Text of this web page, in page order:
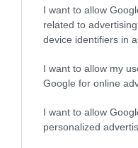
I want to allow
related to
device identifiers in
I want to allow my
Google for online
I want to allow
personalized
Αυτός ο δήμος της
στα δικαστήρια για
07.08.2026 | 18:40
Τραγική κατάληξη
θαλάσσια εκδρομή
τουρίστα
Ανακοινώθηκαν νέες